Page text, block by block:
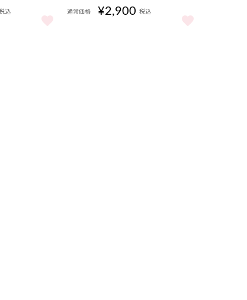
込
ツ/赤 をもっと見る
通常価格 ¥2,900 税込
レディア KIDS Tシャツ/黒 をもっと見る